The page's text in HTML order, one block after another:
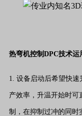
热弯机控制DPC技术运
1. 设备启动后希望快
产效率，升温开始时
制，在抑制过冲的同时